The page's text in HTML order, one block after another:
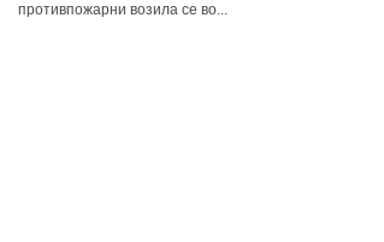
противпожарни возила се во...